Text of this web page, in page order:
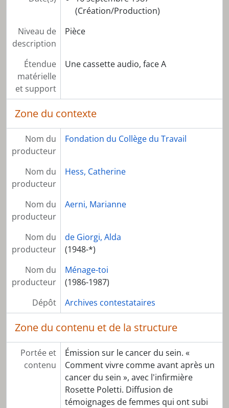
(Création/Production)
Niveau de
description
Pièce
Étendue
matérielle
et support
Une cassette audio, face A
Zone du contexte
Nom du
producteur
Fondation du Collège du Travail
Nom du
producteur
Hess, Catherine
Nom du
producteur
Aerni, Marianne
Nom du
producteur
de Giorgi, Alda
(1948-*)
Nom du
producteur
Ménage-toi
(1986-1987)
Dépôt
Archives contestataires
Zone du contenu et de la structure
Portée et
contenu
Émission sur le cancer du sein. «
Comment vivre comme avant après un
cancer du sein », avec l'infirmière
Rosette Poletti. Diffusion de
témoignages de femmes qui ont subi